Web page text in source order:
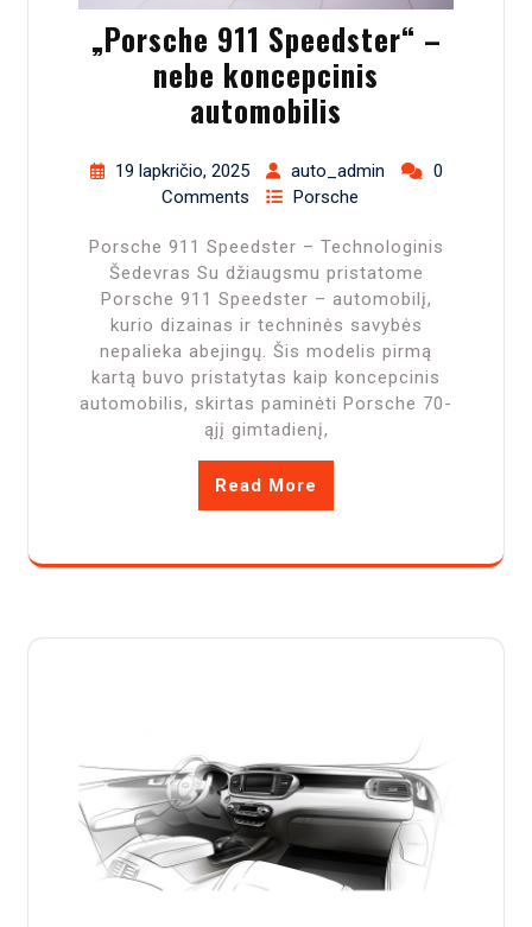
„Porsche 911 Speedster“ –
nebe koncepcinis
automobilis
19 lapkričio, 2025 auto_admin
0
Comments
Porsche
Porsche 911 Speedster – Technologinis
Šedevras Su džiaugsmu pristatome
Porsche 911 Speedster – automobilį,
kurio dizainas ir techninės savybės
nepalieka abejingų. Šis modelis pirmą
kartą buvo pristatytas kaip koncepcinis
automobilis, skirtas paminėti Porsche 70-
ąjį gimtadienį,
Read More